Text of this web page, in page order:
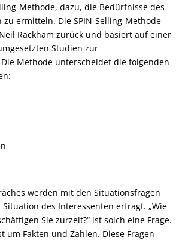
Methode, dazu, die Bedürfnisse des
ermitteln. Die SPIN-Selling-Methode
Rackham zurück und basiert auf einer
Studien zur
Methode unterscheidet die folgenden
werden mit den Situationsfragen
des Interessenten erfragt. „Wie
Sie zurzeit?“ ist solch eine Frage.
um Fakten und Zahlen. Diese Fragen